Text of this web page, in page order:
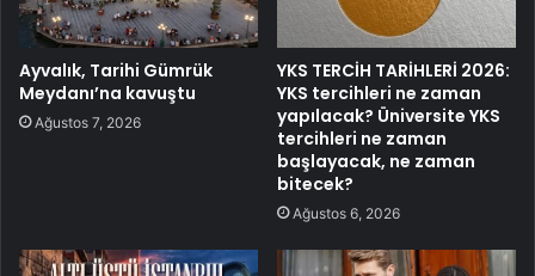
Ayvalık, Tarihi Gümrük
Meydanı’na kavuştu
Ağustos 7, 2026
YKS TERCİH TARİHLERİ 2026:
YKS tercihleri ne zaman
yapılacak? Üniversite YKS
tercihleri ne zaman
başlayacak, ne zaman
bitecek?
Ağustos 6, 2026